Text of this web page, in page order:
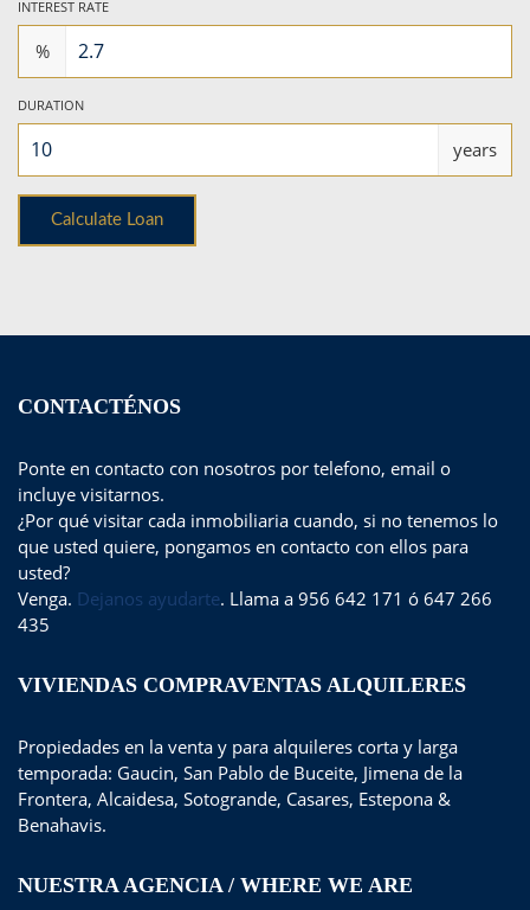
INTEREST RATE
%
DURATION
years
CONTACTÉNOS
Ponte en contacto con nosotros por telefono, email o
incluye visitarnos.
¿Por qué visitar cada inmobiliaria cuando, si no tenemos lo
que usted quiere, pongamos en contacto con ellos para
usted?
Venga. Dejanos ayudarte. Llama a 956 642 171 ó 647 266
435
VIVIENDAS COMPRAVENTAS ALQUILERES
Propiedades en la venta y para alquileres corta y larga
temporada: Gaucin, San Pablo de Buceite, Jimena de la
Frontera, Alcaidesa, Sotogrande, Casares, Estepona &
Benahavis.
NUESTRA AGENCIA / WHERE WE ARE